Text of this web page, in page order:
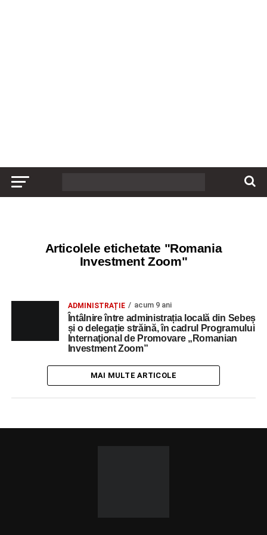
Articolele etichetate "Romania
Investment Zoom"
ADMINISTRAȚIE acum 9 ani
Întâlnire între administrația locală din Sebeș
și o delegație străină, în cadrul Programului
Internaţional de Promovare „Romanian
Investment Zoom”
MAI MULTE ARTICOLE